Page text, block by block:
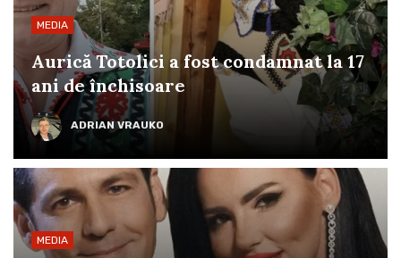
MEDIA
Aurică Totolici a fost condamnat la 17
ani de închisoare
ADRIAN VRAUKO
MEDIA